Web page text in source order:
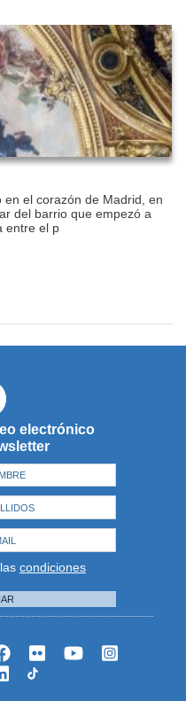
en el corazón de Madrid, en
del barrio que empezó a
entre el p
electrónico
condiciones